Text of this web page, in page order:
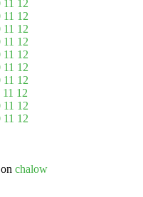
11 12
11 12
11 12
11 12
11 12
11 12
11 12
11 12
11 12
11 12
chalow